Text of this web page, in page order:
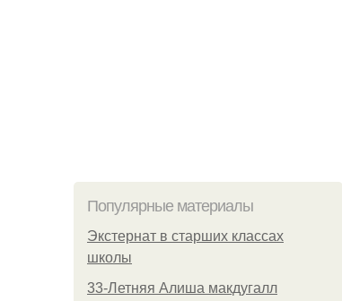
Популярные материалы
Экстернат в старших классах
школы
33-Летняя Алиша макдугалл